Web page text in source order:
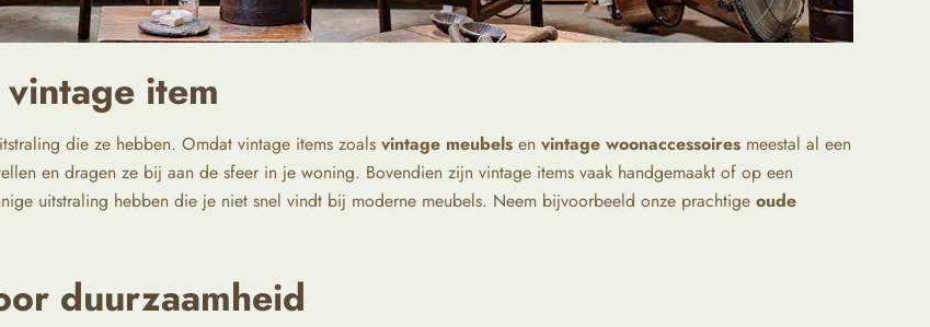
item
die ze hebben. Omdat vintage items zoals vintage meubels en vintage woonaccessoires meestal al een
en dragen ze bij aan de sfeer in je woning. Bovendien zijn vintage items vaak handgemaakt of op een
uitstraling hebben die je niet snel vindt bij moderne meubels. Neem bijvoorbeeld onze prachtige oude
duurzaamheid